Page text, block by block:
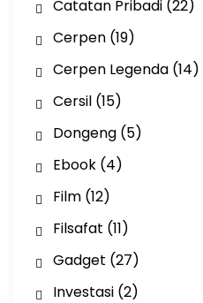
Catatan Pribadi(22)
Cerpen(19)
Cerpen Legenda(14)
Cersil(15)
Dongeng(5)
Ebook(4)
Film(12)
Filsafat (11)
Gadget (27)
Investasi(2)